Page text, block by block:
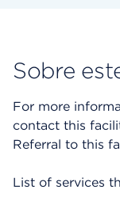
Sobre
For more
contact this
Referral to this
List of services